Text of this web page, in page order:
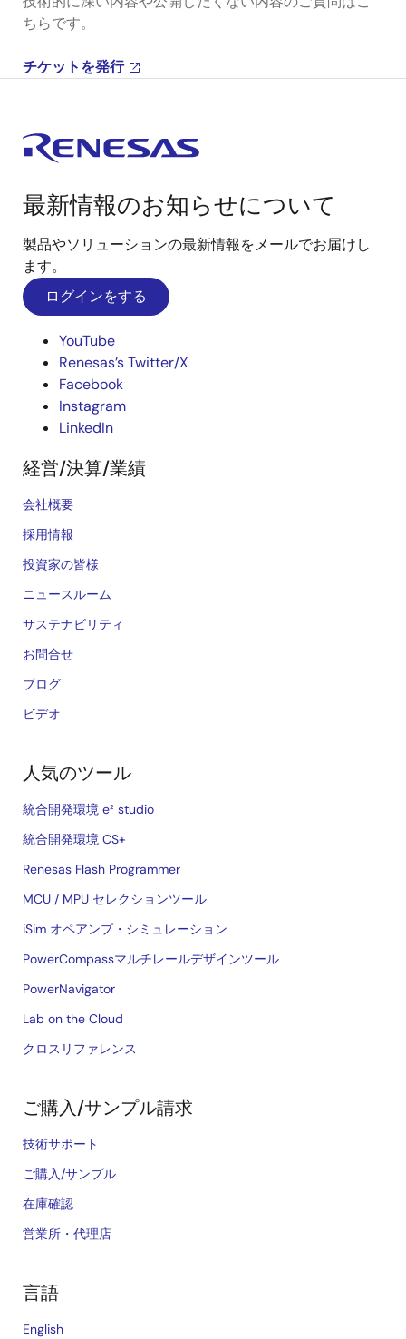
ちらです。
チケットを発行
最新情報のお知らせについて
製品やソリューションの最新情報をメールでお届けし
ます。
ログインをする
YouTube
Renesas’s Twitter/X
Facebook
Instagram
LinkedIn
経営/決算/業績
会社概要
採用情報
投資家の皆様
ニュースルーム
サステナビリティ
お問合せ
ブログ
ビデオ
人気のツール
統合開発環境 e² studio
統合開発環境 CS+
Renesas Flash Programmer
MCU / MPU セレクションツール
iSim オペアンプ・シミュレーション
PowerCompassマルチレールデザインツール
PowerNavigator
Lab on the Cloud
クロスリファレンス
ご購入/サンプル請求
技術サポート
ご購入/サンプル
在庫確認
営業所・代理店
言語
English